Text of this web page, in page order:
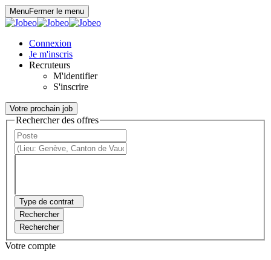
MenuFermer le menu
Connexion
Je m'inscris
Recruteurs
M'identifier
S'inscrire
Votre prochain job
Rechercher des offres
Type de contrat
Rechercher
Rechercher
Votre compte
Panneau de gestion des cookies